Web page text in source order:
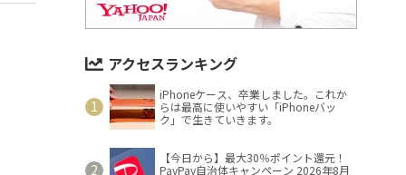
アクセスランキング
iPhoneケース、卒業しました。これか
らは最高に使いやすい「iPhoneバッ
ク」で生きていきます。
【今日から】最大30％ポイント還元！
PayPay自治体キャンペーン 2026年8月